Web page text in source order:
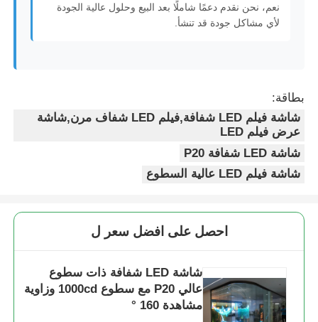
نعم، نحن نقدم دعمًا شاملًا بعد البيع وحلول عالية الجودة
لأي مشاكل جودة قد تنشأ.
بطاقة:
شاشة فيلم LED شفافة,فيلم LED شفاف مرن,شاشة
عرض فيلم LED
شاشة LED شفافة P20
شاشة فيلم LED عالية السطوع
احصل على افضل سعر ل
شاشة LED شفافة ذات سطوع
عالي P20 مع سطوع 1000cd وزاوية
مشاهدة 160 °